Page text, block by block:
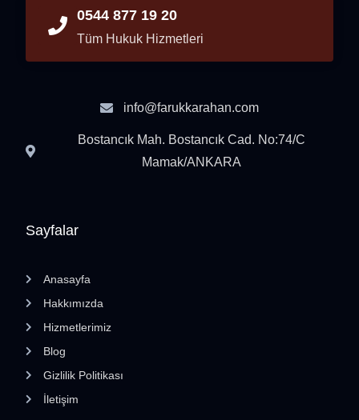
Sayfalar
Anasayfa
Hakkımızda
Hizmetlerimiz
Blog
Gizlilik Politikası
İletişim
0544 877 19 20
Tüm Hukuk Hizmetleri
info@farukkarahan.com
Bostancık Mah. Bostancık Cad. No:74/C
Mamak/ANKARA